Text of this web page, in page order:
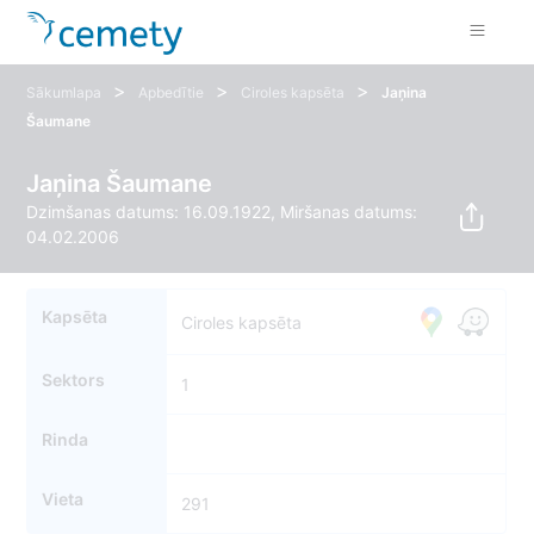
Sākumlapa > Apbedītie > Ciroles kapsēta >
Jaņina
Šaumane
Jaņina Šaumane
Dzimšanas datums: 16.09.1922, Miršanas datums:
04.02.2006
Kapsēta Ciroles kapsēta
Sektors 1
Rinda
Vieta 291